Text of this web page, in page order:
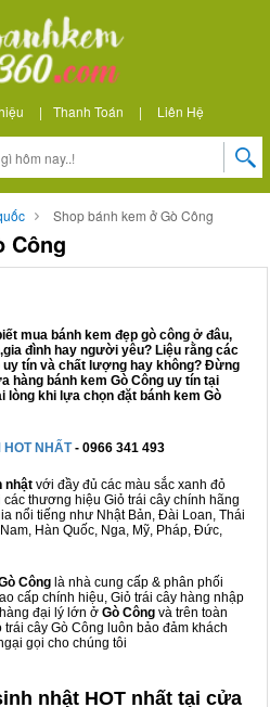
| Thanh Toán | Liên Hệ
Shop bánh kem ở Gò Công
Công
mua bánh kem đẹp gò công ở đâu,
đình hay người yêu? Liệu rằng các
uy tín và chất lượng hay không? Đừng
hàng bánh kem Gò Công uy tín tại
lòng khi lựa chọn đặt bánh kem Gò
NHẤT- 0966 341 493
nhật với đầy đủ các màu sắc xanh đỏ
thương hiệu Giỏ trái cây chính hãng
nổi tiếng như Nhật Bản, Đài Loan, Thái
Hàn Quốc, Nga, Mỹ, Pháp, Đức,
Công là nhà cung cấp & phân phối
cấp chính hiệu, Giỏ trái cây hàng nhập
đại lý lớn ở Gò Công và trên toàn
cây Gò Công luôn bảo đảm khách
gọi cho chúng tôi
nhật HOT nhất tại cửa